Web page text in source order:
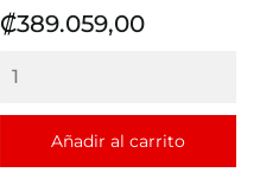
Precio
₡389.059,00
Añadir al carrito